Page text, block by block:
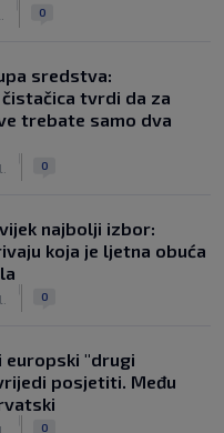
0
sredstva:
tvrdi da za
trebate samo dva
0
najbolji izbor:
koja je ljetna obuća
0
europski "drugi
posjetiti. Među
0